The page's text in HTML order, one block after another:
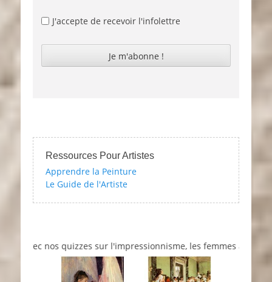
J'accepte de recevoir l'infolettre
Ressources Pour Artistes
Apprendre la Peinture
Le Guide de l'Artiste
nos quizzes sur l'impressionnisme, les femmes artistes et